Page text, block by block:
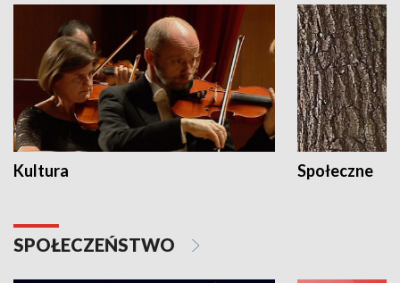
Kultura Społeczne
SPOŁECZEŃSTWO